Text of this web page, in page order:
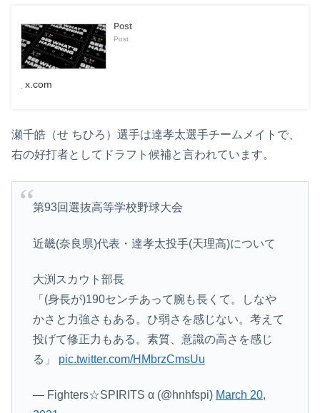
Post
Post
x.com
瀬千皓（せ ちひろ）選手は達孝太選手チームメイトで、
右の好打者としてドラフト候補と言われています。
第93回選抜高等学校野球大会
近畿(奈良県)代表・達孝太投手(天理高)について
大渕スカウト部長
「(身長が)190センチあって腕も長くて。しなや
かさと力強さもある。ひ弱さを感じない。考えて
投げて修正力もある。素質、意識の高さを感じ
る」 pic.twitter.com/HMbrzCmsUu
— Fighters☆SPIRITS α (@hnhfspi) March 20,